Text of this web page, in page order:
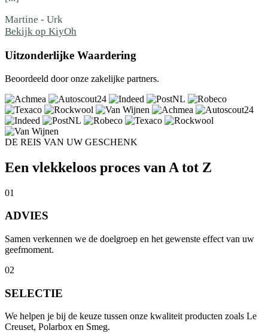
Martine - Urk
Bekijk op KiyOh
Uitzonderlijke Waardering
Beoordeeld door onze zakelijke partners.
DE REIS VAN UW GESCHENK
Een vlekkeloos proces van A tot Z
01
ADVIES
Samen verkennen we de doelgroep en het gewenste effect van uw
geefmoment.
02
SELECTIE
We helpen je bij de keuze tussen onze kwaliteit producten zoals Le
Creuset, Polarbox en Smeg.